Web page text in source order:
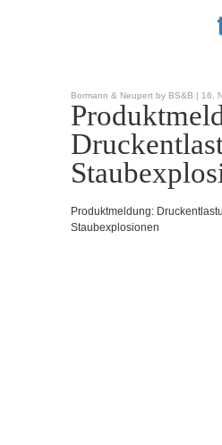
Bormann & Neupert by BS&B | 16.
Produktmeldung:
Staubexplosionen